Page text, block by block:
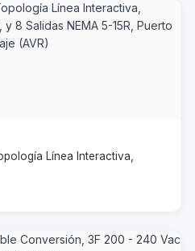
Línea Interactiva,